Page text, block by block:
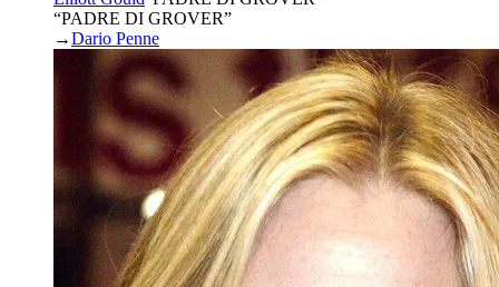
“PADRE DI GROVER”
→Dario Penne